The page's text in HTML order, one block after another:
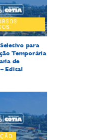
para
Temporária
de
Edital